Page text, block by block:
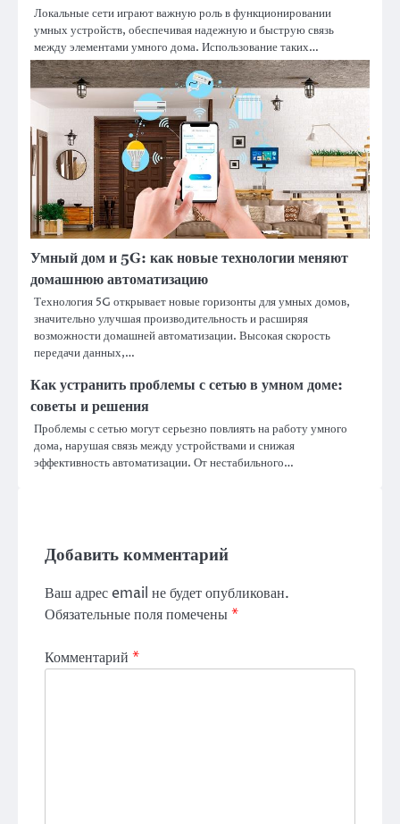
Локальные сети играют важную роль в функционировании
умных устройств, обеспечивая надежную и быструю связь
между элементами умного дома. Использование таких…
Умный дом и 5G: как новые технологии меняют
домашнюю автоматизацию
Технология 5G открывает новые горизонты для умных домов,
значительно улучшая производительность и расширяя
возможности домашней автоматизации. Высокая скорость
передачи данных,…
Как устранить проблемы с сетью в умном доме:
советы и решения
Проблемы с сетью могут серьезно повлиять на работу умного
дома, нарушая связь между устройствами и снижая
эффективность автоматизации. От нестабильного…
Добавить комментарий
Ваш адрес email не будет опубликован.
Обязательные поля помечены*
Комментарий *